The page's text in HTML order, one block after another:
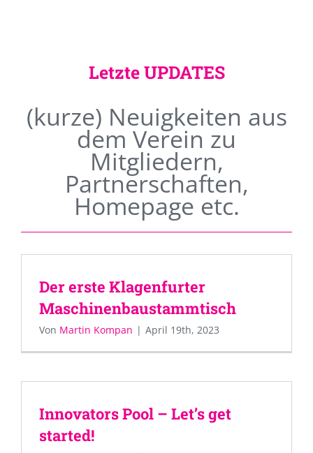
Letzte UPDATES
(kurze) Neuigkeiten aus
dem Verein zu
Mitgliedern,
Partnerschaften,
Homepage etc.
Der erste Klagenfurter
Maschinenbaustammtisch
Von Martin Kompan | April 19th, 2023
Innovators Pool – Let’s get
started!